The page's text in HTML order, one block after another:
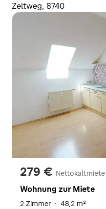
Zeltweg, 8740
279 € Nettokaltmiete
Wohnung zur Miete
2 Zimmer · 48,2 m²